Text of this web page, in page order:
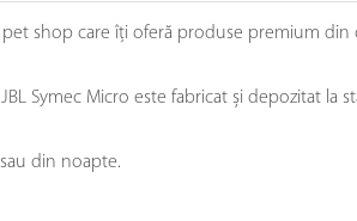
shop care îți oferă produse premium
Symec Micro este fabricat și depozitat la
din noapte.